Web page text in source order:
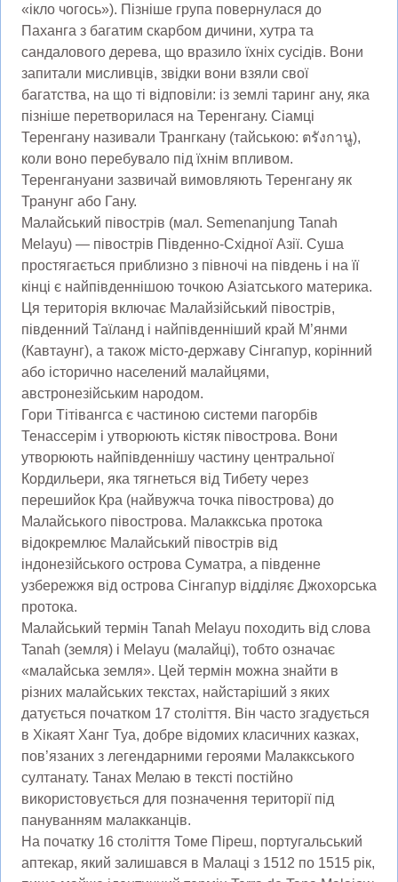
«ікло чогось»). Пізніше група повернулася до
Паханга з багатим скарбом дичини, хутра та
сандалового дерева, що вразило їхніх сусідів. Вони
запитали мисливців, звідки вони взяли свої
багатства, на що ті відповіли: із землі таринг ану, яка
пізніше перетворилася на Теренгану. Сіамці
Теренгану називали Трангкану (тайською: ตรังกานู),
коли воно перебувало під їхнім впливом.
Теренгануани зазвичай вимовляють Теренгану як
Транунг або Гану.
Малайський півострів (мал. Semenanjung Tanah
Melayu) — півострів Південно-Східної Азії. Суша
простягається приблизно з півночі на південь і на її
кінці є найпівденнішою точкою Азіатського материка.
Ця територія включає Малайзійський півострів,
південний Таїланд і найпівденніший край М’янми
(Кавтаунг), а також місто-державу Сінгапур, корінний
або історично населений малайцями,
австронезійським народом.
Гори Тітівангса є частиною системи пагорбів
Тенассерім і утворюють кістяк півострова. Вони
утворюють найпівденнішу частину центральної
Кордильери, яка тягнеться від Тибету через
перешийок Кра (найвужча точка півострова) до
Малайського півострова. Малаккська протока
відокремлює Малайський півострів від
індонезійського острова Суматра, а південне
узбережжя від острова Сінгапур відділяє Джохорська
протока.
Малайський термін Tanah Melayu походить від слова
Tanah (земля) і Melayu (малайці), тобто означає
«малайська земля». Цей термін можна знайти в
різних малайських текстах, найстаріший з яких
датується початком 17 століття. Він часто згадується
в Хікаят Ханг Туа, добре відомих класичних казках,
пов’язаних з легендарними героями Малаккського
султанату. Танах Мелаю в тексті постійно
використовується для позначення території під
пануванням малакканців.
На початку 16 століття Томе Піреш, португальський
аптекар, який залишався в Малаці з 1512 по 1515 рік,